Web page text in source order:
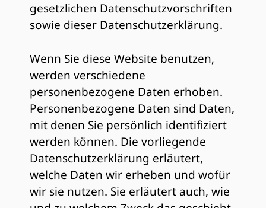
gesetzlichen Datenschutzvorschriften
sowie dieser Datenschutzerklärung.
Wenn Sie diese Website benutzen,
werden verschiedene
personenbezogene Daten erhoben.
Personenbezogene Daten sind Daten,
mit denen Sie persönlich identifiziert
werden können. Die vorliegende
Datenschutzerklärung erläutert,
welche Daten wir erheben und wofür
wir sie nutzen. Sie erläutert auch, wie